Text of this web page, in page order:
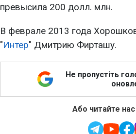
превысила 200 долл. млн.
В феврале 2013 года
"Интер" Дмитрию Фирташу.
Не пропустіть
Або читайте